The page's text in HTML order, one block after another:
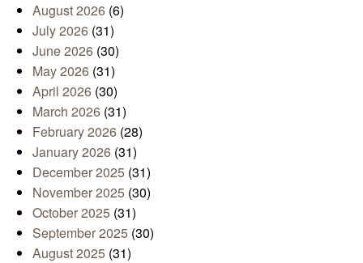
August 2026 (6)
July 2026 (31)
June 2026 (30)
May 2026 (31)
April 2026 (30)
March 2026 (31)
February 2026 (28)
January 2026 (31)
December 2025 (31)
November 2025 (30)
October 2025 (31)
September 2025 (30)
August 2025 (31)